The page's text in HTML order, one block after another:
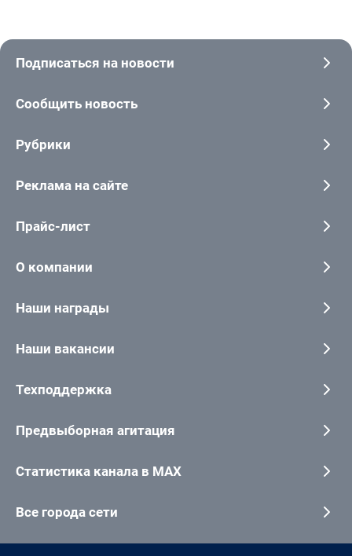
Подписаться на новости
Сообщить новость
Рубрики
Реклама на сайте
Прайс-лист
О компании
Наши награды
Наши вакансии
Техподдержка
Предвыборная агитация
Статистика канала в MAX
Все города сети